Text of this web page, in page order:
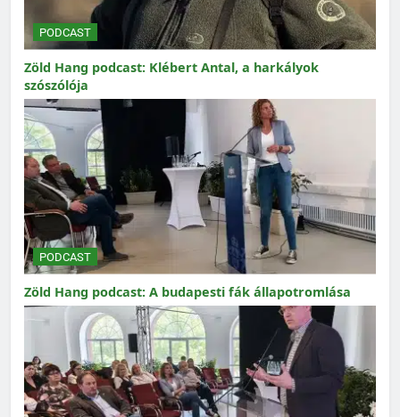
PODCAST
Zöld Hang podcast: Klébert Antal, a harkályok
szószólója
PODCAST
Zöld Hang podcast: A budapesti fák állapotromlása